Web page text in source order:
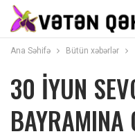
Ana Səhifə Bütün xəbərlər
30 İYUN
BAYRAMINA